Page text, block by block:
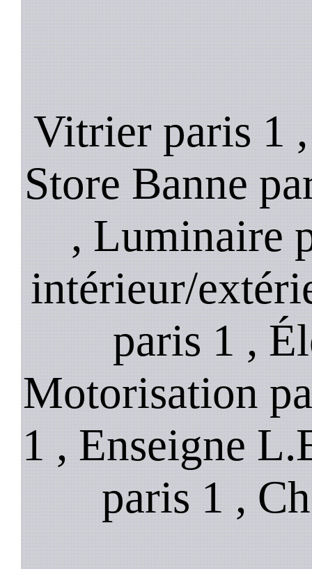
Vitrier paris 1
Store Banne
, Luminaire
intérieur/
paris 1 ,
Motorisation
1 , Enseigne
paris 1 ,